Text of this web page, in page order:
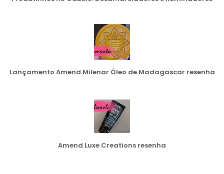
Lançamento Amend Milenar Óleo de Madagascar resenha
Amend Luxe Creations resenha